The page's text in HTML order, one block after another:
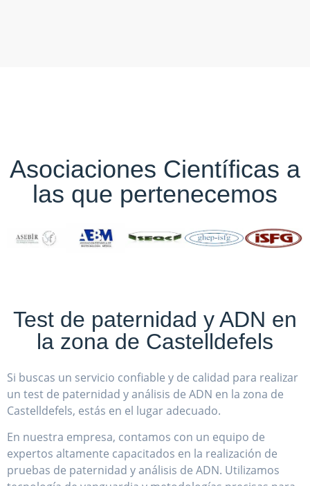
Asociaciones Científicas a
las que pertenecemos
Test de paternidad y ADN en
la zona de Castelldefels
Si buscas un servicio confiable y de calidad para realizar
un test de paternidad y análisis de ADN en la zona de
Castelldefels, estás en el lugar adecuado.
En nuestra empresa, contamos con un equipo de
expertos altamente capacitados en la realización de
pruebas de paternidad y análisis de ADN. Utilizamos